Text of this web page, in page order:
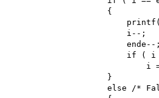
                    {
                        i--;
ende--
if ( i
i
                    }
else /*